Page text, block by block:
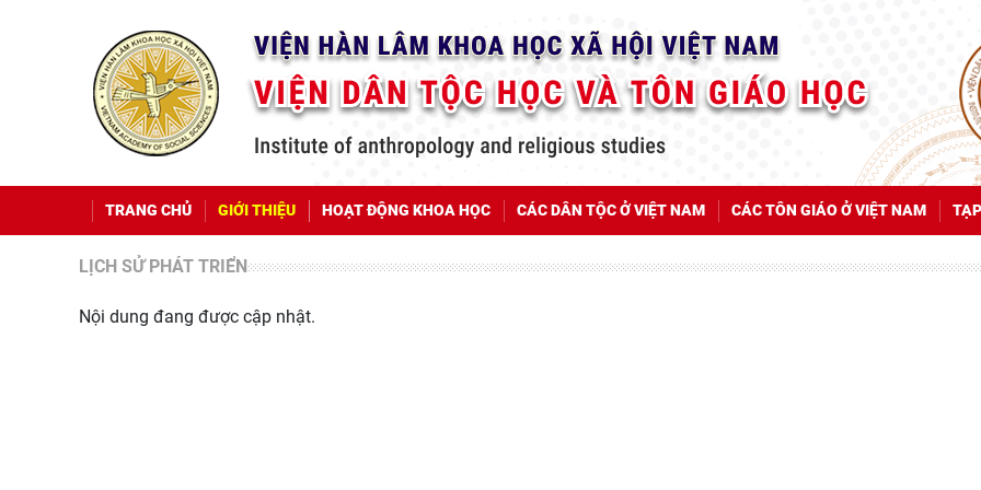
TRANG CHỦ GIỚI THIỆU HOẠT ĐỘNG KHOA HỌC CÁC DÂN TỘC Ở VIỆT NAM CÁC TÔN GIÁO Ở VIỆT NAM
LỊCH SỬ PHÁT TRIỂN
Nội dung đang được cập nhật.